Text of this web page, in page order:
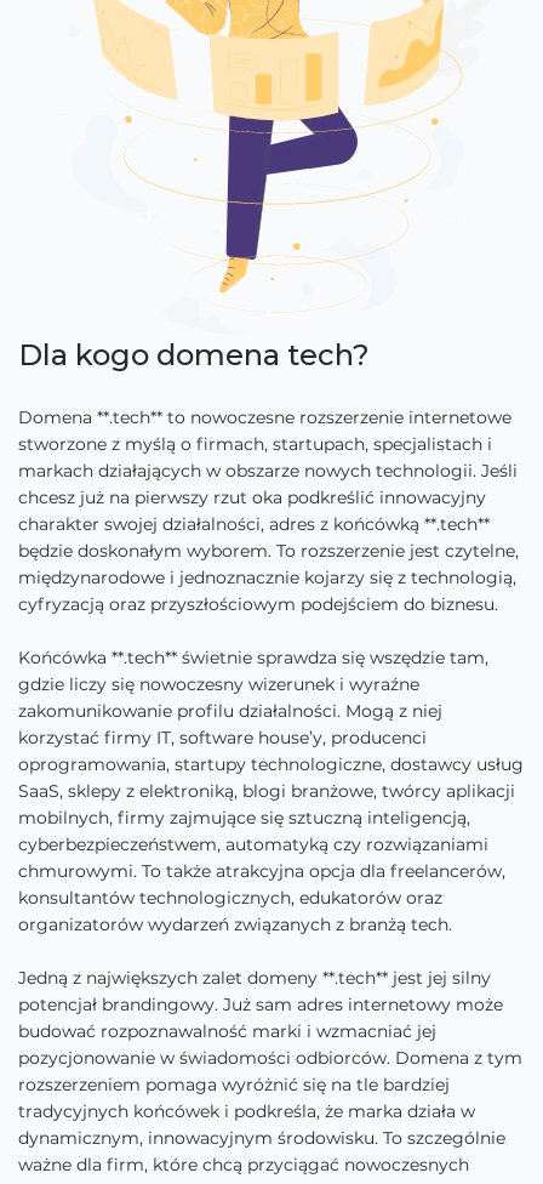
Dla kogo domena tech?
Domena **.tech** to nowoczesne rozszerzenie internetowe
stworzone z myślą o firmach, startupach, specjalistach i
markach działających w obszarze nowych technologii. Jeśli
chcesz już na pierwszy rzut oka podkreślić innowacyjny
charakter swojej działalności, adres z końcówką **.tech**
będzie doskonałym wyborem. To rozszerzenie jest czytelne,
międzynarodowe i jednoznacznie kojarzy się z technologią,
cyfryzacją oraz przyszłościowym podejściem do biznesu.
Końcówka **.tech** świetnie sprawdza się wszędzie tam,
gdzie liczy się nowoczesny wizerunek i wyraźne
zakomunikowanie profilu działalności. Mogą z niej
korzystać firmy IT, software house’y, producenci
oprogramowania, startupy technologiczne, dostawcy usług
SaaS, sklepy z elektroniką, blogi branżowe, twórcy aplikacji
mobilnych, firmy zajmujące się sztuczną inteligencją,
cyberbezpieczeństwem, automatyką czy rozwiązaniami
chmurowymi. To także atrakcyjna opcja dla freelancerów,
konsultantów technologicznych, edukatorów oraz
organizatorów wydarzeń związanych z branżą tech.
Jedną z największych zalet domeny **.tech** jest jej silny
potencjał brandingowy. Już sam adres internetowy może
budować rozpoznawalność marki i wzmacniać jej
pozycjonowanie w świadomości odbiorców. Domena z tym
rozszerzeniem pomaga wyróżnić się na tle bardziej
tradycyjnych końcówek i podkreśla, że marka działa w
dynamicznym, innowacyjnym środowisku. To szczególnie
ważne dla firm, które chcą przyciągać nowoczesnych